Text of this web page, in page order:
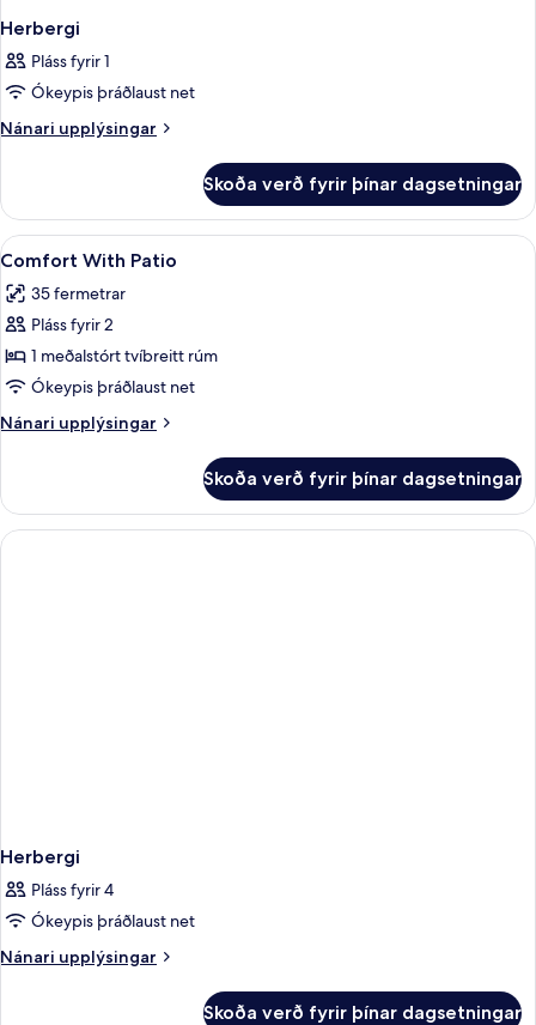
Herbergi
Pláss fyrir 1
Ókeypis þráðlaust net
Nánari upplýsingar
Nánari
Skoða verð fyrir þínar dagsetningar
Skoða
allar
myndir
fyrir
Comfort
With
Patio
Rúmföt af bestu gerð, dúnsængur,
10
Comfort With Patio
35 fermetrar
Pláss fyrir 2
1 meðalstórt tvíbreitt rúm
Ókeypis þráðlaust net
Nánari upplýsingar
Nánari
With
Patio
Skoða verð fyrir þínar dagsetningar
Herbergi
Pláss fyrir 4
Ókeypis þráðlaust net
Nánari upplýsingar
Nánari
Skoða verð fyrir þínar dagsetningar